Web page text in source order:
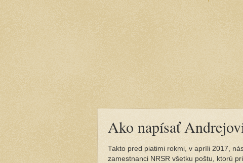
Ako napísať
Takto pred piatimi rokmi, v apríli 2017,
zamestnanci NRSR všetku poštu, ktorú